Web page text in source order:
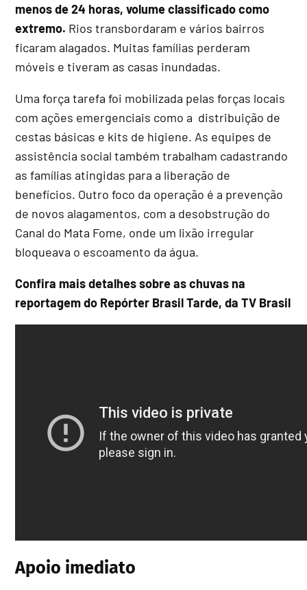
menos de 24 horas, volume classificado como
extremo. Rios transbordaram e vários bairros
ficaram alagados. Muitas famílias perderam
móveis e tiveram as casas inundadas.
Uma força tarefa foi mobilizada pelas forças locais
com ações emergenciais como a distribuição de
cestas básicas e kits de higiene. As equipes de
assistência social também trabalham cadastrando
as famílias atingidas para a liberação de
benefícios. Outro foco da operação é a prevenção
de novos alagamentos, com a desobstrução do
Canal do Mata Fome, onde um lixão irregular
bloqueava o escoamento da água.
Confira mais detalhes sobre as chuvas na
reportagem do Repórter Brasil Tarde, da TV Brasil
Apoio imediato